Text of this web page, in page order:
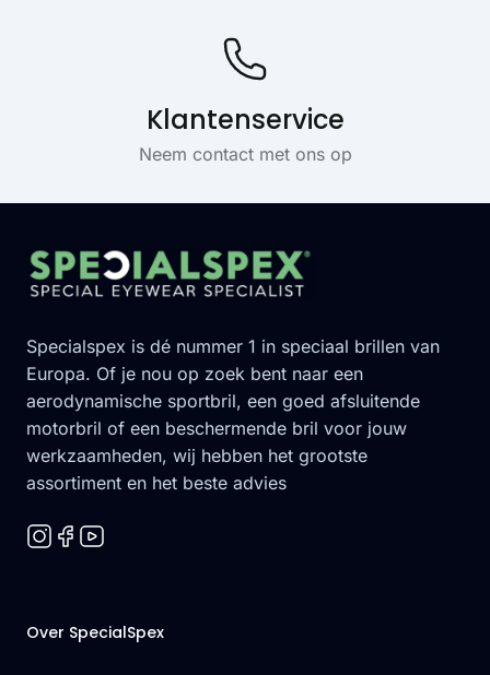
Klantenservice
Neem contact met ons op
Specialspex is dé nummer 1 in speciaal brillen van
Europa. Of je nou op zoek bent naar een
aerodynamische sportbril, een goed afsluitende
motorbril of een beschermende bril voor jouw
werkzaamheden, wij hebben het grootste
assortiment en het beste advies
Over SpecialSpex